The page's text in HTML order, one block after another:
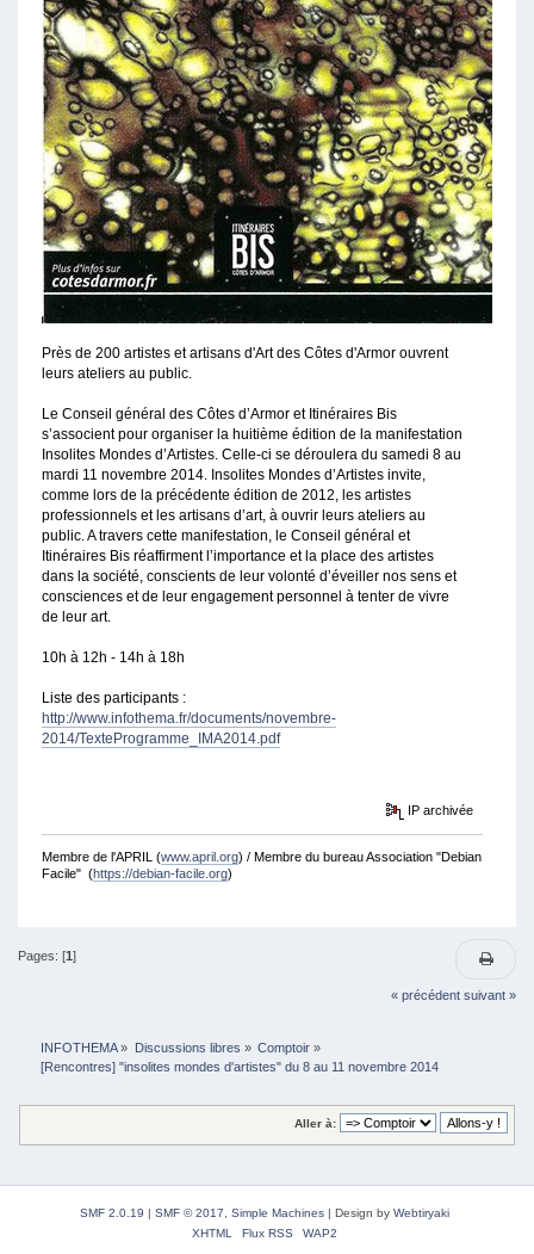
Près de 200 artistes et artisans d'Art des Côtes d'Armor ouvrent
leurs ateliers au public.
Le Conseil général des Côtes d’Armor et Itinéraires Bis
s’associent pour organiser la huitième édition de la manifestation
Insolites Mondes d’Artistes. Celle-ci se déroulera du samedi 8 au
mardi 11 novembre 2014. Insolites Mondes d’Artistes invite,
comme lors de la précédente édition de 2012, les artistes
professionnels et les artisans d’art, à ouvrir leurs ateliers au
public. A travers cette manifestation, le Conseil général et
Itinéraires Bis réaffirment l’importance et la place des artistes
dans la société, conscients de leur volonté d’éveiller nos sens et
consciences et de leur engagement personnel à tenter de vivre
de leur art.
10h à 12h - 14h à 18h
Liste des participants :
http://www.infothema.fr/documents/novembre-
2014/TexteProgramme_IMA2014.pdf
IP archivée
Membre de l'APRIL (www.april.org) / Membre du bureau Association "Debian
Facile" (https://debian-facile.org)
Pages: [1 ]
« précédent suivant »
INFOTHEMA» Discussions libres » Comptoir»
[Rencontres] "insolites mondes d'artistes" du 8 au 11 novembre 2014
Aller à:
SMF 2.0.19 SMF © 2017, Simple Machines Design by Webtiryaki
XHTML
Flux RSS WAP2